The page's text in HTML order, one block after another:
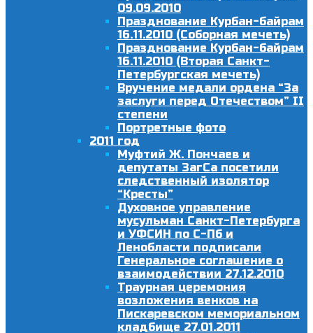
09.09.2010
Празднование Курбан-байрам
16.11.2010 (Соборная мечеть)
Празднование Курбан-байрам
16.11.2010 (Вторая Санкт-
Петербургская мечеть)
Вручение медали ордена “За
заслуги перед Отечеством” II
степени
Портретные фото
2011 год
Муфтий Ж. Пончаев и
депутаты ЗагСа посетили
следственный изолятор
“Кресты”
Духовное управление
мусульман Санкт-Петербурга
и УФСИН по С-Пб и
Ленобласти подписали
Генеральное соглашение о
взаимодействии 27.12.2010
Траурная церемония
возложения венков на
Пискаревском мемориальном
кладбище 27.01.2011